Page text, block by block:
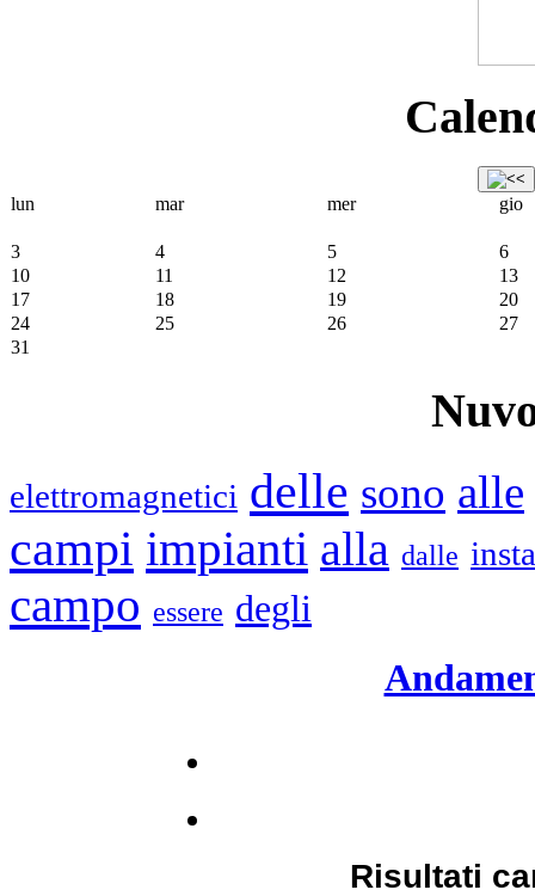
lun
mar mer gio
3 4 5
6
10
11 12
13
17
18 19
20
24
25 26
27
31
elettromagnetici delle sono alle
campi impianti alla dalle
campo essere degli
Risultati